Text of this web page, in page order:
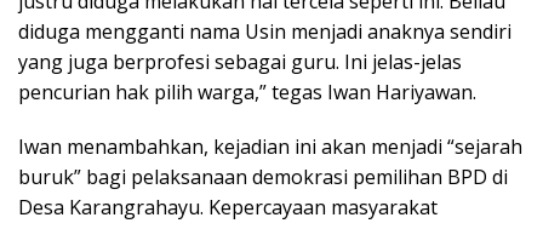
diduga mengganti nama Usin menjadi anaknya sendiri
yang juga berprofesi sebagai guru. Ini jelas-jelas
pencurian hak pilih warga,” tegas Iwan Hariyawan.
Iwan menambahkan, kejadian ini akan menjadi “sejarah
buruk” bagi pelaksanaan demokrasi pemilihan BPD di
Desa Karangrahayu. Kepercayaan masyarakat